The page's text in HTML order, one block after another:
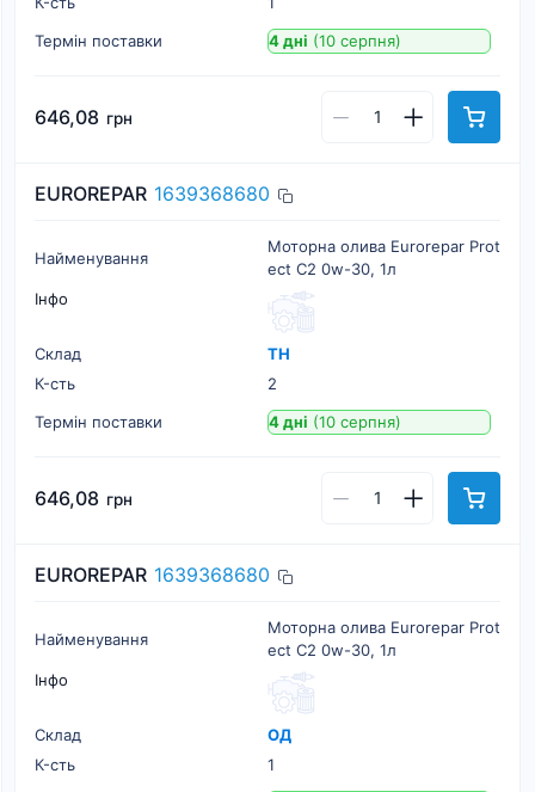
Термін поставки
4 дні (10 серпня)
646,08 грн
EUROREPAR 1639368680
Найменування
Моторна олива Eurorepar Prot
ect C2 0w-30, 1л
Інфо
Склад
ТН
К-cть
2
Термін поставки
4 дні (10 серпня)
646,08 грн
EUROREPAR 1639368680
Найменування
Моторна олива Eurorepar Prot
ect C2 0w-30, 1л
Інфо
Склад
ОД
К-cть
1